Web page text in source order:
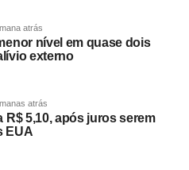
atrás
nível em quase dois
externo
atrás
R$ 5,10, após juros serem
EUA